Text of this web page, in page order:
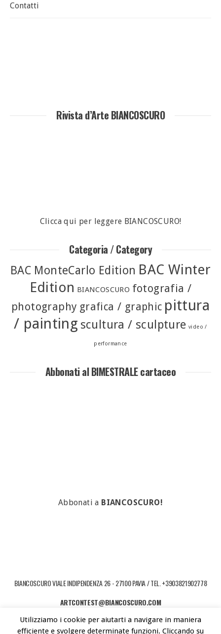
Contatti
Rivista d’Arte BIANCOSCURO
Clicca qui per leggere BIANCOSCURO!
Categoria / Category
BAC MonteCarlo Edition BAC Winter
Edition BIANCOSCURO fotografia /
photography grafica / graphic pittura
/ painting scultura / sculpture video /
performance
Abbonati al BIMESTRALE cartaceo
Abbonati a BIANCOSCURO!
BIANCOSCURO VIALE INDIPENDENZA 26 - 27100 PAVIA / TEL. +3903821902778
ARTCONTEST@BIANCOSCURO.COM
COPYRIGHT © 2026 ART CONTEST. POWERED BY LIBEREMENTI - IDEE PER
Utilizziamo i cookie per aiutarti a navigare in maniera
efficiente e svolgere determinate funzioni. Cliccando su